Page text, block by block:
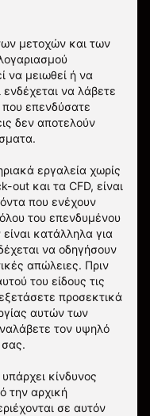
μετοχών και των
να μειωθεί ή να
να λάβετε
επενδύσατε
δεν αποτελούν
εργαλεία χωρίς
out και τα CFD, είναι
που ενέχουν
του επενδυμένου
κατάλληλα για
να οδηγήσουν
απώλειες. Πριν
του είδους τις
προσεκτικά
αυτών των
τον υψηλό
κίνδυνος
την αρχική
σε αυτόν